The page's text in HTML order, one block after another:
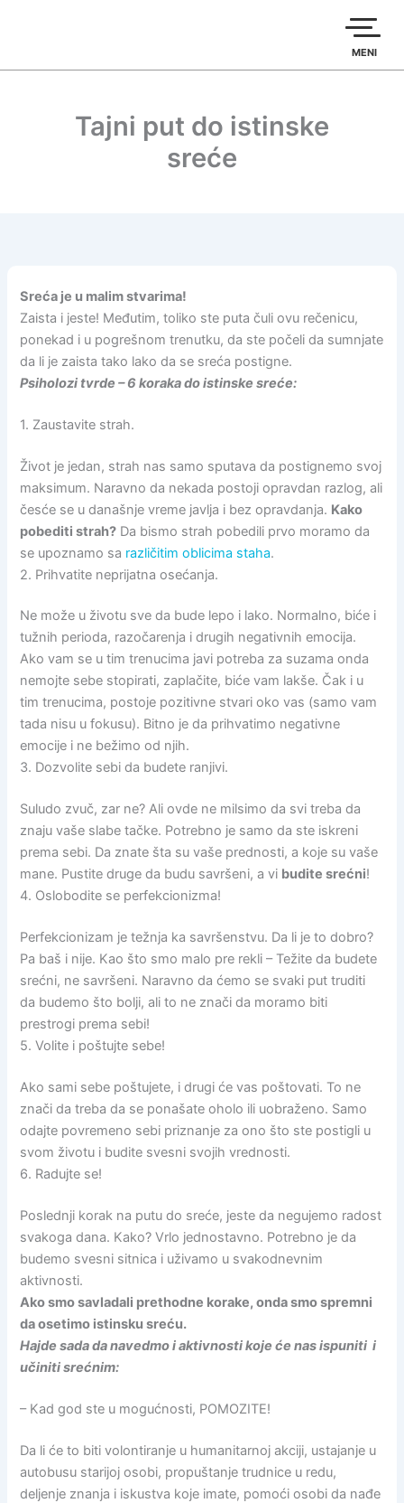
MENI
Tajni put do istinske
sreće
Sreća je u malim stvarima!
Zaista i jeste! Međutim, toliko ste puta čuli ovu rečenicu,
ponekad i u pogrešnom trenutku, da ste počeli da sumnjate
da li je zaista tako lako da se sreća postigne.
Psiholozi tvrde – 6 koraka do istinske sreće:
1. Zaustavite strah.
Život je jedan, strah nas samo sputava da postignemo svoj
maksimum. Naravno da nekada postoji opravdan razlog, ali
česće se u današnje vreme javlja i bez opravdanja. Kako
pobediti strah? Da bismo strah pobedili prvo moramo da
se upoznamo sa različitim oblicima staha.
2. Prihvatite neprijatna osećanja.
Ne može u životu sve da bude lepo i lako. Normalno, biće i
tužnih perioda, razočarenja i drugih negativnih emocija.
Ako vam se u tim trenucima javi potreba za suzama onda
nemojte sebe stopirati, zaplačite, biće vam lakše. Čak i u
tim trenucima, postoje pozitivne stvari oko vas (samo vam
tada nisu u fokusu). Bitno je da prihvatimo negativne
emocije i ne bežimo od njih.
3. Dozvolite sebi da budete ranjivi.
Suludo zvuč, zar ne? Ali ovde ne milsimo da svi treba da
znaju vaše slabe tačke. Potrebno je samo da ste iskreni
prema sebi. Da znate šta su vaše prednosti, a koje su vaše
mane. Pustite druge da budu savršeni, a vi budite srećni!
4. Oslobodite se perfekcionizma!
Perfekcionizam je težnja ka savršenstvu. Da li je to dobro?
Pa baš i nije. Kao što smo malo pre rekli – Težite da budete
srećni, ne savršeni. Naravno da ćemo se svaki put truditi
da budemo što bolji, ali to ne znači da moramo biti
prestrogi prema sebi!
5. Volite i poštujte sebe!
Ako sami sebe poštujete, i drugi će vas poštovati. To ne
znači da treba da se ponašate oholo ili uobraženo. Samo
odajte povremeno sebi priznanje za ono što ste postigli u
svom životu i budite svesni svojih vrednosti.
6. Radujte se!
Poslednji korak na putu do sreće, jeste da negujemo radost
svakoga dana. Kako? Vrlo jednostavno. Potrebno je da
budemo svesni sitnica i uživamo u svakodnevnim
aktivnosti.
Ako smo savladali prethodne korake, onda smo spremni
da osetimo istinsku sreću.
Hajde sada da navedmo i aktivnosti koje će nas ispuniti i
učiniti srećnim:
– Kad god ste u mogućnosti, POMOZITE!
Da li će to biti volontiranje u humanitarnoj akciji, ustajanje u
autobusu starijoj osobi, propuštanje trudnice u redu,
deljenje znanja i iskustva koje imate, pomoći osobi da nađe